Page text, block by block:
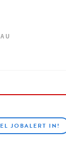
JOBALERT IN!